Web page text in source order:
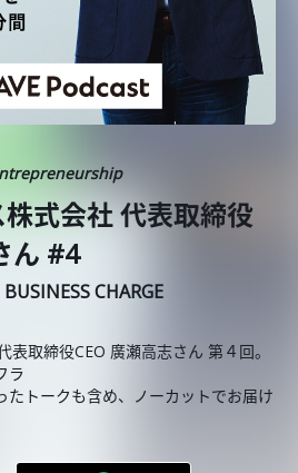
式会社 代表取締役
ん #4
CHARGE
表取締役CEO 廣瀬高志さん 第４回。
ラ
たトークも含め、ノーカットでお届け